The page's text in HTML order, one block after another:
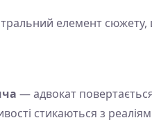
елемент сюжету,
— адвокат
стикаються з